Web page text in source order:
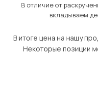
В отличие от
вкладываем
В итоге цена на нашу
Некоторые позиции